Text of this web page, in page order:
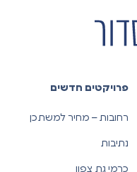
פרויקטים חדשים
רחובות – מחיר למשתכן
נתיבות
כרמי גת צפון